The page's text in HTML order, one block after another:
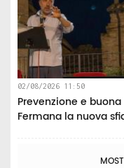
02/08/2026 11:50
Prevenzione e
Fermana la nuova